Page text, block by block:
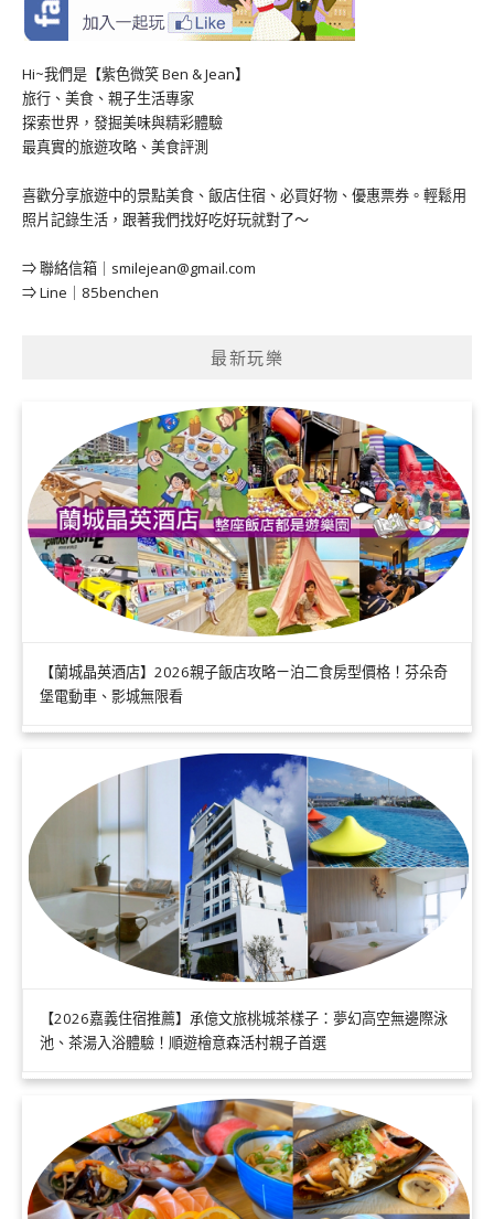
Hi~我們是【紫色微笑 Ben & Jean】
旅行、美食、親子生活專家
探索世界，發掘美味與精彩體驗
最真實的旅遊攻略、美食評測
喜歡分享旅遊中的景點美食、飯店住宿、必買好物、優惠票券。輕鬆用
照片記錄生活，跟著我們找好吃好玩就對了～
⇒ 聯絡信箱｜ smilejean@gmail.com
⇒ Line｜85benchen
最新玩樂
【蘭城晶英酒店】2026親子飯店攻略ㄧ泊二食房型價格！芬朵奇
堡電動車、影城無限看
【2026嘉義住宿推薦】承億文旅桃城茶樣子：夢幻高空無邊際泳
池、茶湯入浴體驗！順遊檜意森活村親子首選